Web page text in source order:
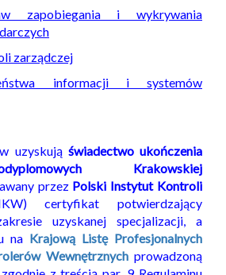
zapobiegania i wykrywania
zarządczej
informacji i systemów
uzyskują świadectwo ukończenia
Krakowskiej
przez Polski Instytut Kontroli
certyfikat potwierdzający
uzyskanej specjalizacji, a
na Krajową Listę Profesjonalnych
Wewnętrznych prowadzoną